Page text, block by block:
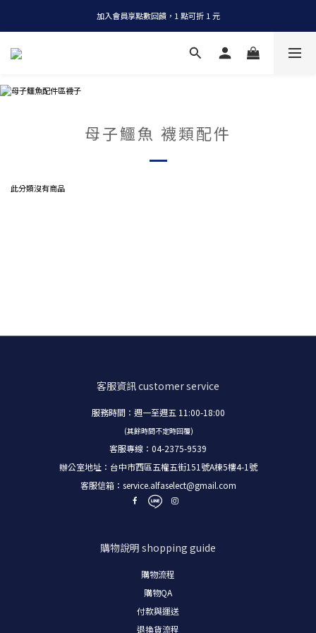
全店消費滿 NT$1200，即享免運
加入會員享點數回饋，1 點可折 1 元
全店消費滿 NT$1200，即享免運
母子鱷魚 襪類配件
此分類沒有商品
客服資訊customer service
服務時間：週一至週五 11:00-18:00
(其餘時間不定時回覆)
客服專線：04-2375-9539
辦公室地址：台中市西區五權五街151號A棟5樓4-1號
客服信箱： service.alfaselect@gmail.com
購物說明 shopping guide
購物流程
購物QA
付款與運送
退換貨流程